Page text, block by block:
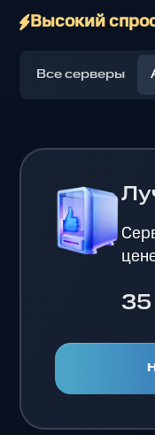
Высокий
Все серверы